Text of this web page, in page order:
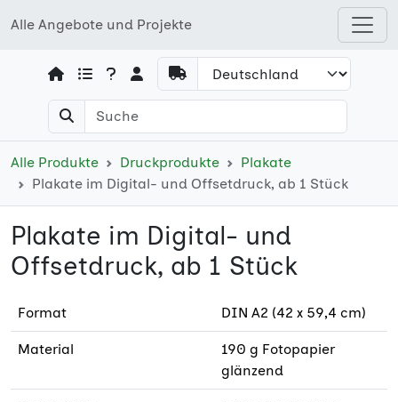
Alle Angebote und Projekte
Open shops menu
Alle Produkte Druckprodukte
Plakate
Plakate im Digital- und Offsetdruck, ab 1 Stück
Plakate im Digital- und
Offsetdruck, ab 1 Stück
Format DIN A2 (42 x 59,4 cm)
Material
190 g Fotopapier
glänzend